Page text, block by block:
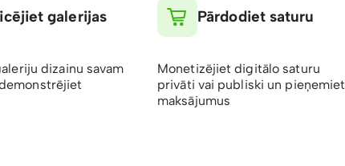
galerijas
dizainu savam
Pārdodiet saturu
Monetizējiet digitālo saturu
privāti vai publiski un pieņemiet
maksājumus